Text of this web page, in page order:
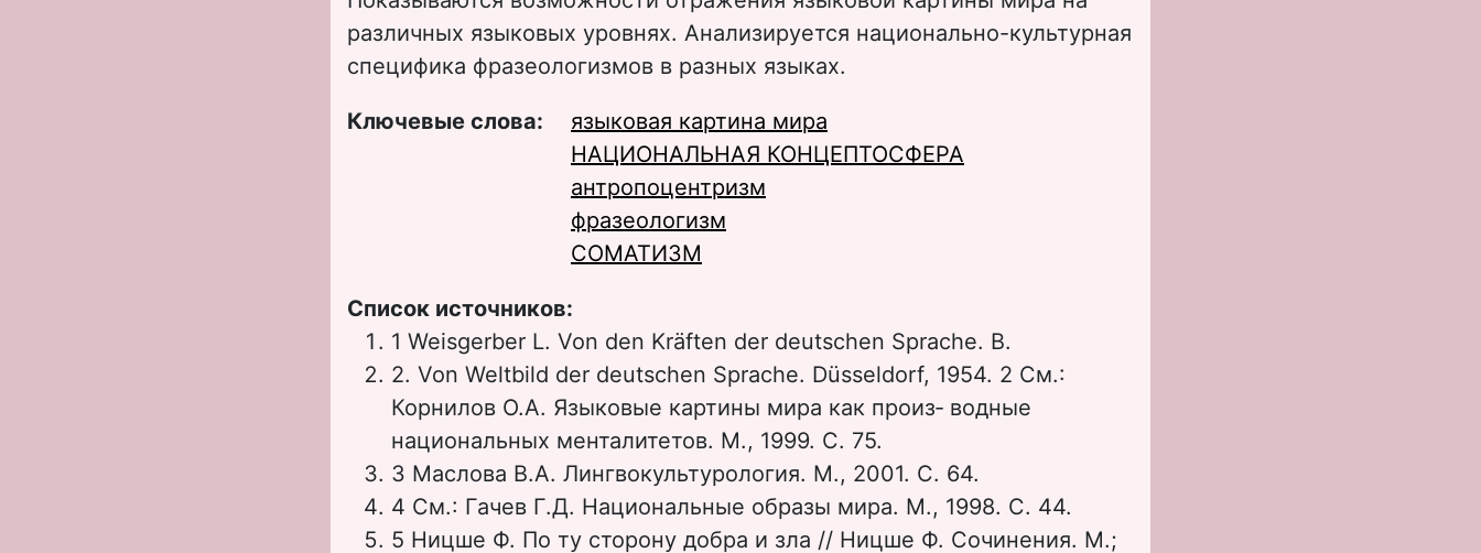
различных языковых уровнях. Анализируется национально-культурная
специфика фразеологизмов в разных языках.
Ключевые слова:
языковая картина мира
НАЦИОНАЛЬНАЯ КОНЦЕПТОСФЕРА
антропоцентризм
фразеологизм
СОМАТИЗМ
Список источников:
1 Weisgerber L. Von den Kräften der deutschen Sprache. B.
2. Von Weltbild der deutschen Sprache. Düsseldorf, 1954. 2 См.:
Корнилов О.А. Языковые картины мира как произ‑ водные
национальных менталитетов. М., 1999. С. 75.
3 Маслова В.А. Лингвокультурология. М., 2001. С. 64.
4 См.: Гачев Г.Д. Национальные образы мира. М., 1998. С. 44.
5 Ницше Ф. По ту сторону добра и зла // Ницше Ф. Сочинения. М.;